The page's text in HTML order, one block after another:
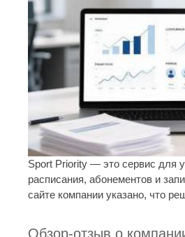
Sport Priority — это сервис для
расписания, абонементов и
сайте компании указано, что
Обзор-отзыв о